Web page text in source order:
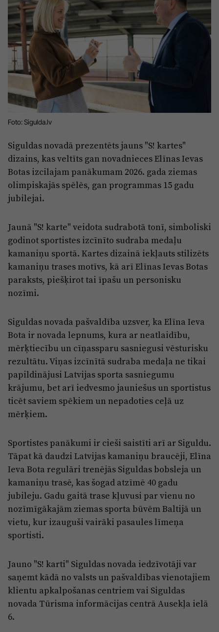
Pierīga
Ķekava
Mārupe
Ropaži
Salaspils
Sigulda
Jūrmala
Projekti
Mediju atbalsta fonds
Zivju fonds
Zaļā nākotne
Iedvesmai nav vecuma
Kontakti
Reklāma
Par laikrakstu
Lietošanas noteikumi
Pārredzamības paziņojumi
Sludinājumi
Foto: Sigulda.lv
Siguldas novadā prezentēts jauns "S! kartes"
dizains, kas veltīts gan novadnieces Elīnas Ievas
Botas izcilajam panākumam 2026. gada ziemas
olimpiskajās spēlēs, gan programmas 15 gadu
jubilejai.
Jaunā "S! karte" veidota sudrabotā tonī, simboliski
godinot sportistes izcīnīto sudraba medaļu
kamaniņu sportā. Kartes dizainā iekļauts stilizēts
kamaniņu trases motīvs, kā arī Elīnas Ievas Botas
paraksts, piešķirot tai īpašu un personisku
nozīmi.
Siguldas novada pašvaldība uzsver, ka Elīna Ieva
Bota ir novada lepnums, kura ar neatlaidību,
mērķtiecību un cīņassparu sasniegusi vēsturisku
rezultātu. Viņas izcīnītā sudraba medaļa ne tikai
papildinājusi Latvijas sporta sasniegumu
krājumu, bet arī iedvesmo jauniešus un sportistus
ticēt saviem spēkiem un nepadoties ceļā uz
mērķiem.
Sportistes panākumi ir cieši saistīti arī ar Siguldu.
Tāpat kā daudzi Latvijas kamaniņu braucēji, Elīna
Ieva Bota regulāri trenējās Siguldas bobsleja un
kamaniņu trasē, kas šogad atzīmē 40 gadu
jubileju. Gadu gaitā trase kļuvusi par vienu no
nozīmīgākajām ziemas sporta būvēm Baltijā un
vietu, kur izauguši vairāki pasaules līmeņa
sportisti.
Jauno "S! karti" Siguldas novada iedzīvotāji var
saņemt kādā no valsts un pašvaldības vienotajiem
klientu apkalpošanas centriem vai Siguldas
novada Tūrisma informācijas centrā Ausekļa ielā
6.